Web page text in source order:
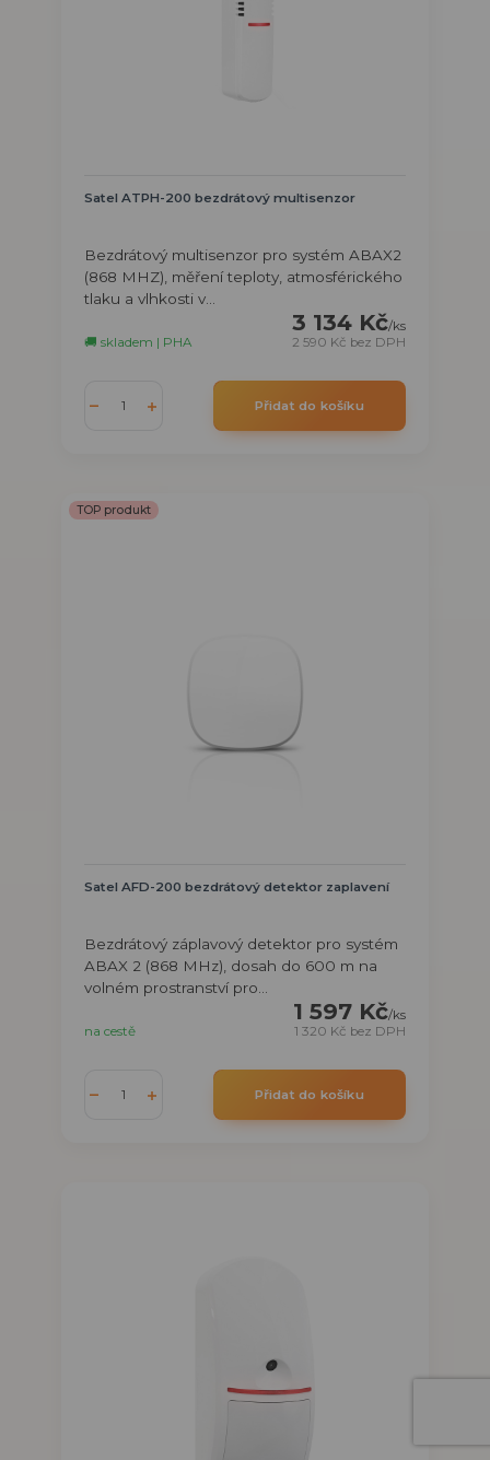
Satel ATPH-200 bezdrátový multisenzor
Bezdrátový multisenzor pro systém ABAX2
(868 MHZ), měření teploty, atmosférického
tlaku a vlhkosti v...
3 134 Kč/ks
2 590 Kč bez DPH
🚚 skladem | PHA
Přidat do košíku
TOP produkt
Satel AFD-200 bezdrátový detektor zaplavení
Bezdrátový záplavový detektor pro systém
ABAX 2 (868 MHz), dosah do 600 m na
volném prostranství pro...
1 597 Kč/ks
1 320 Kč bez DPH
na cestě
Přidat do košíku